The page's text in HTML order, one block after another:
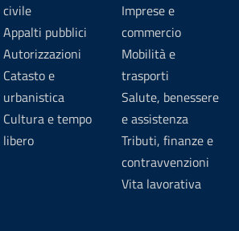
civile
Appalti pubblici
Autorizzazioni
Catasto e
urbanistica
Cultura e tempo
libero
Imprese e
commercio
Mobilità e
trasporti
Salute, benessere
e assistenza
Tributi, finanze e
contravvenzioni
Vita lavorativa